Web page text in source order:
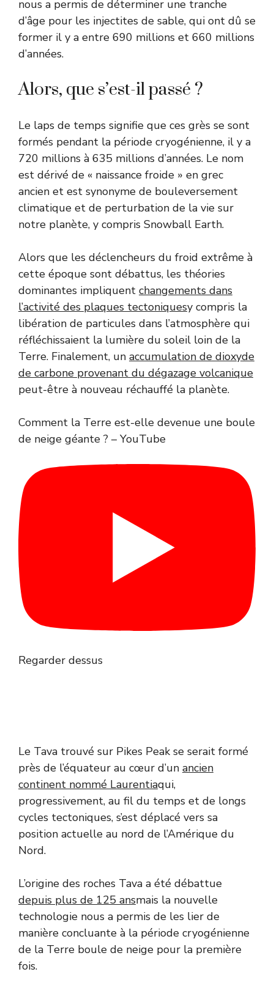
nous a permis de déterminer une tranche
d’âge pour les injectites de sable, qui ont dû se
former il y a entre 690 millions et 660 millions
d’années.
Alors, que s’est-il passé ?
Le laps de temps signifie que ces grès se sont
formés pendant la période cryogénienne, il y a
720 millions à 635 millions d’années. Le nom
est dérivé de « naissance froide » en grec
ancien et est synonyme de bouleversement
climatique et de perturbation de la vie sur
notre planète, y compris Snowball Earth.
Alors que les déclencheurs du froid extrême à
cette époque sont débattus, les théories
dominantes impliquent changements dans
l’activité des plaques tectoniquesy compris la
libération de particules dans l’atmosphère qui
réfléchissaient la lumière du soleil loin de la
Terre. Finalement, un accumulation de dioxyde
de carbone provenant du dégazage volcanique
peut-être à nouveau réchauffé la planète.
Comment la Terre est-elle devenue une boule
de neige géante ? – YouTube
Regarder dessus
Le Tava trouvé sur Pikes Peak se serait formé
près de l’équateur au cœur d’un ancien
continent nommé Laurentiaqui,
progressivement, au fil du temps et de longs
cycles tectoniques, s’est déplacé vers sa
position actuelle au nord de l’Amérique du
Nord.
L’origine des roches Tava a été débattue
depuis plus de 125 ansmais la nouvelle
technologie nous a permis de les lier de
manière concluante à la période cryogénienne
de la Terre boule de neige pour la première
fois.